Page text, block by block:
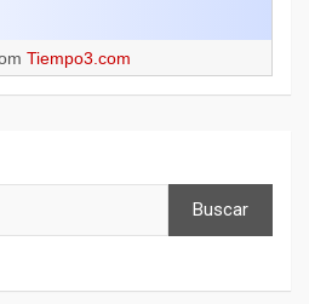
Tiempo3.com
Buscar